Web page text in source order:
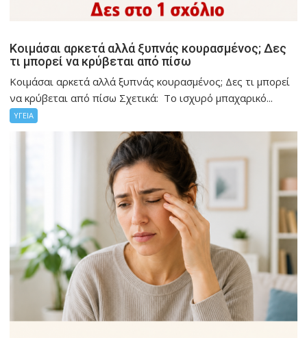
Κοιμάσαι αρκετά αλλά ξυπνάς κουρασμένος; Δες
τι μπορεί να κρύβεται από πίσω
Κοιμάσαι αρκετά αλλά ξυπνάς κουρασμένος; Δες τι μπορεί
να κρύβεται από πίσω Σχετικά: Το ισχυρό μπαχαρικό...
ΥΓΕΙΑ